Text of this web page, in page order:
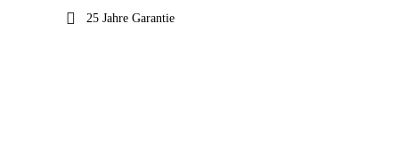
25 Jahre Garantie